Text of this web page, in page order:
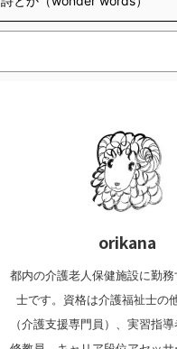
orikana
都内の介護老人保健施設に勤
士です。資格は介護福祉士の
（介護支援専門員）、実習指